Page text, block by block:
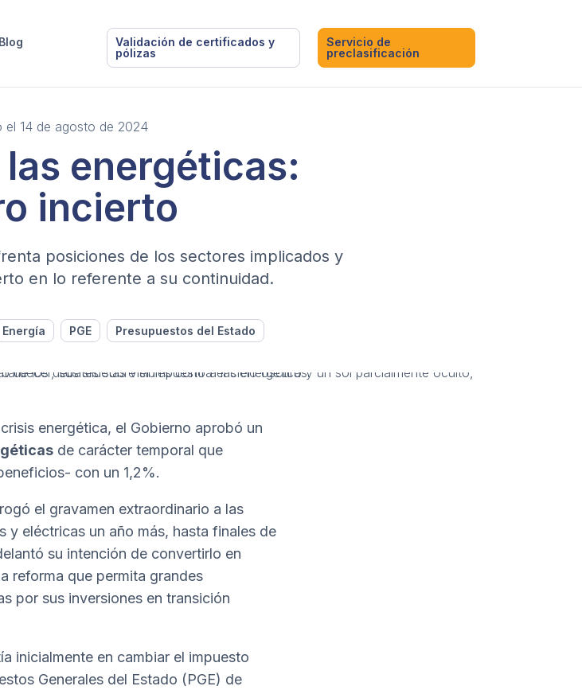
Blog
Validación de certificados y
pólizas
Servicio de
preclasificación
el 14 de agosto de 2024
energéticas:
incierto
posiciones de los sectores implicados y
en lo referente a su continuidad.
Energía PGE Presupuestos del Estado
energética, el Gobierno aprobó un
de carácter temporal que
con un 1,2%.
el gravamen extraordinario a las
y eléctricas un año más, hasta finales de
su intención de convertirlo en
reforma que permita grandes
por sus inversiones en transición
inicialmente en cambiar el impuesto
Generales del Estado (PGE) de